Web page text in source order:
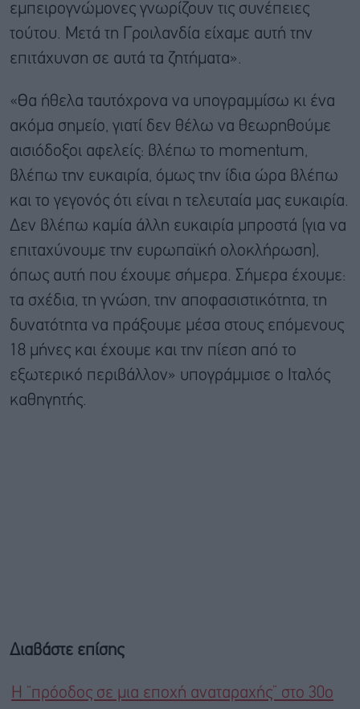
εμπειρογνώμονες γνωρίζουν τις συνέπειες
τούτου. Μετά τη Γροιλανδία είχαμε αυτή την
επιτάχυνση σε αυτά τα ζητήματα».
«Θα ήθελα ταυτόχρονα να υπογραμμίσω κι ένα
ακόμα σημείο, γιατί δεν θέλω να θεωρηθούμε
αισιόδοξοι αφελείς: βλέπω το momentum,
βλέπω την ευκαιρία, όμως την ίδια ώρα βλέπω
και το γεγονός ότι είναι η τελευταία μας ευκαιρία.
Δεν βλέπω καμία άλλη ευκαιρία μπροστά (για να
επιταχύνουμε την ευρωπαϊκή ολοκλήρωση),
όπως αυτή που έχουμε σήμερα. Σήμερα έχουμε:
τα σχέδια, τη γνώση, την αποφασιστικότητα, τη
δυνατότητα να πράξουμε μέσα στους επόμενους
18 μήνες και έχουμε και την πίεση από το
εξωτερικό περιβάλλον» υπογράμμισε ο Ιταλός
καθηγητής.
Διαβάστε επίσης
H “πρόοδος σε μια εποχή αναταραχής” στο 30ο